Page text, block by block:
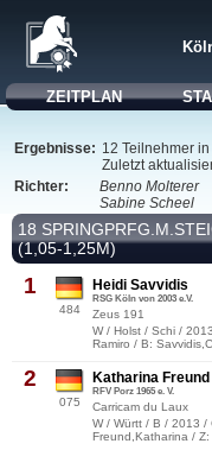
ZEITPLAN
Ergebnisse: 12 Teilnehmer
Zuletzt
Richter:
Benno Molterer
Sabine Scheel
18
(1,05-1,25M)
1
484
Heidi Savvidis
RSG Köln von 2003 e.V.
Zeus 191
W / Holst / Schi /
Ramiro / B:
2
075
Katharina Freund
RFV Porz 1965 e. V.
Carricam du Laux
W / Württ / B / 2013 /
Freund,Katharina / Z: